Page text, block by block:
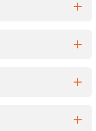
tarafımıza